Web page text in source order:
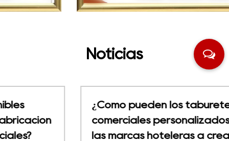
Noticias
¿Cómo pueden los taburetes de bar
comerciales personalizados ayudar a
las marcas hoteleras a crear espacios